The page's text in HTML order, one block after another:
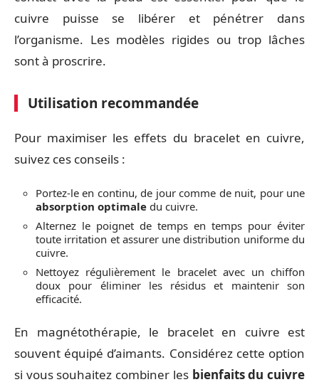
cuivre puisse se libérer et pénétrer dans
l’organisme. Les modèles rigides ou trop lâches
sont à proscrire.
Utilisation recommandée
Pour maximiser les effets du bracelet en cuivre,
suivez ces conseils :
Portez-le en continu, de jour comme de nuit, pour une
absorption optimale du cuivre.
Alternez le poignet de temps en temps pour éviter
toute irritation et assurer une distribution uniforme du
cuivre.
Nettoyez régulièrement le bracelet avec un chiffon
doux pour éliminer les résidus et maintenir son
efficacité.
En magnétothérapie, le bracelet en cuivre est
souvent équipé d’aimants. Considérez cette option
si vous souhaitez combiner les bienfaits du cuivre